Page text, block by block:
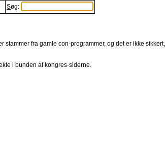
Søg:
fra gamle con-programmer, og det er ikke
i bunden af kongres-siderne.